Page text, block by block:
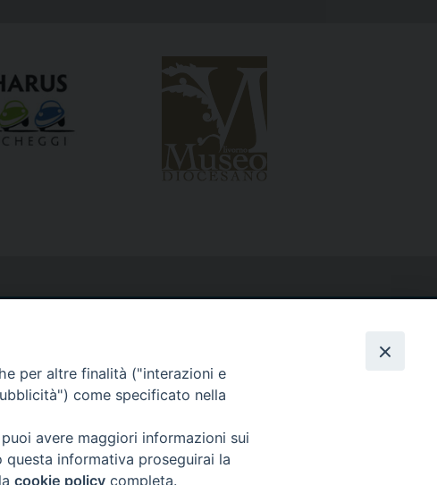
per altre finalità ("interazioni e
come specificato nella
avere maggiori informazioni sui
informativa proseguirai la
cookie policy completa.